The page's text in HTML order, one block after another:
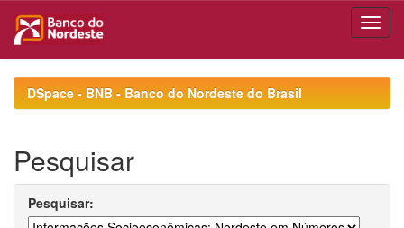
navigationDSpace - BNB - Banco do Nordeste do Brasil
Pesquisar
Pesquisar: